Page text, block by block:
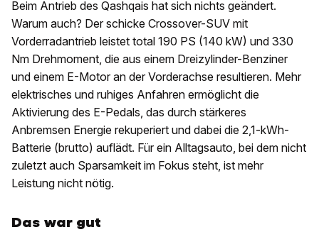
Beim Antrieb des Qashqais hat sich nichts geändert.
Warum auch? Der schicke Crossover-SUV mit
Vorderradantrieb leistet total 190 PS (140 kW) und 330
Nm Drehmoment, die aus einem Dreizylinder-Benziner
und einem E-Motor an der Vorderachse resultieren. Mehr
elektrisches und ruhiges Anfahren ermöglicht die
Aktivierung des E-Pedals, das durch stärkeres
Anbremsen Energie rekuperiert und dabei die 2,1-kWh-
Batterie (brutto) auflädt. Für ein Alltagsauto, bei dem nicht
zuletzt auch Sparsamkeit im Fokus steht, ist mehr
Leistung nicht nötig.
Das war gut